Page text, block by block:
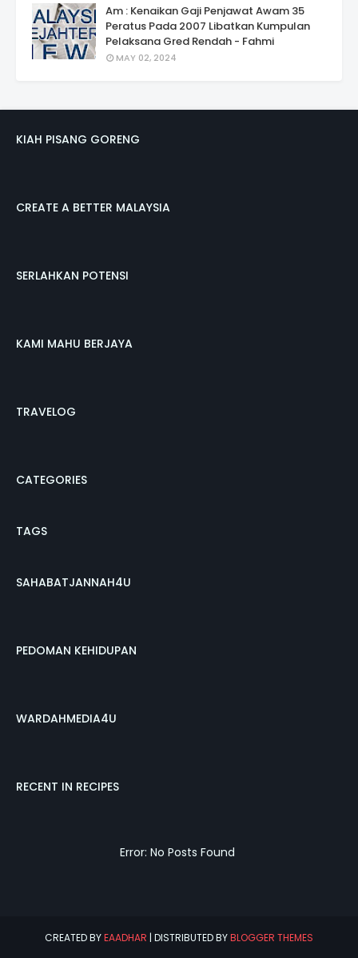
Am : Kenaikan Gaji Penjawat Awam 35
Peratus Pada 2007 Libatkan Kumpulan
Pelaksana Gred Rendah - Fahmi
MAY 02, 2024
KIAH PISANG GORENG
CREATE A BETTER MALAYSIA
SERLAHKAN POTENSI
KAMI MAHU BERJAYA
TRAVELOG
CATEGORIES
TAGS
SAHABATJANNAH4U
PEDOMAN KEHIDUPAN
WARDAHMEDIA4U
RECENT IN RECIPES
Error: No Posts Found
CREATED BYEAADHAR | DISTRIBUTED BYBLOGGER THEMES